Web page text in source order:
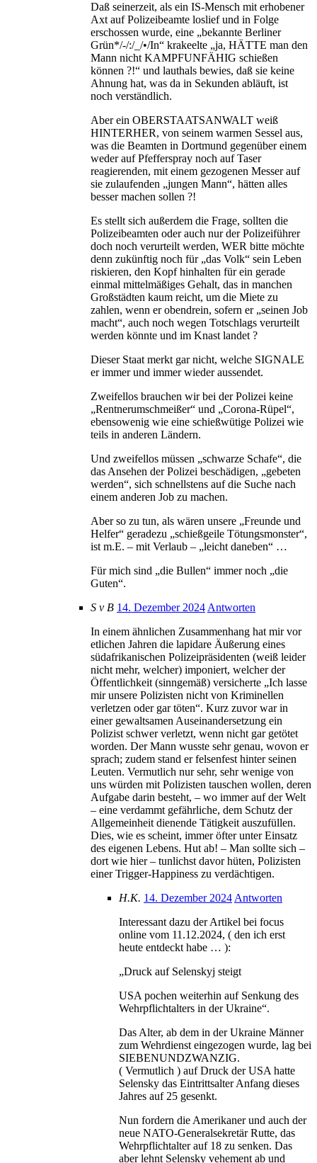
Daß seinerzeit, als ein IS-Mensch mit erhobener
Axt auf Polizeibeamte loslief und in Folge
erschossen wurde, eine „bekannte Berliner
Grün*/-/:/_/•/In“ krakeelte „ja, HÄTTE man den
Mann nicht KAMPFUNFÄHIG schießen
können ?!“ und lauthals bewies, daß sie keine
Ahnung hat, was da in Sekunden abläuft, ist
noch verständlich.
Aber ein OBERSTAATSANWALT weiß
HINTERHER, von seinem warmen Sessel aus,
was die Beamten in Dortmund gegenüber einem
weder auf Pfefferspray noch auf Taser
reagierenden, mit einem gezogenen Messer auf
sie zulaufenden „jungen Mann“, hätten alles
besser machen sollen ?!
Es stellt sich außerdem die Frage, sollten die
Polizeibeamten oder auch nur der Polizeiführer
doch noch verurteilt werden, WER bitte möchte
denn zukünftig noch für „das Volk“ sein Leben
riskieren, den Kopf hinhalten für ein gerade
einmal mittelmäßiges Gehalt, das in manchen
Großstädten kaum reicht, um die Miete zu
zahlen, wenn er obendrein, sofern er „seinen Job
macht“, auch noch wegen Totschlags verurteilt
werden könnte und im Knast landet ?
Dieser Staat merkt gar nicht, welche SIGNALE
er immer und immer wieder aussendet.
Zweifellos brauchen wir bei der Polizei keine
„Rentnerumschmeißer“ und „Corona-Rüpel“,
ebensowenig wie eine schießwütige Polizei wie
teils in anderen Ländern.
Und zweifellos müssen „schwarze Schafe“, die
das Ansehen der Polizei beschädigen, „gebeten
werden“, sich schnellstens auf die Suche nach
einem anderen Job zu machen.
Aber so zu tun, als wären unsere „Freunde und
Helfer“ geradezu „schießgeile Tötungsmonster“,
ist m.E. – mit Verlaub – „leicht daneben“ …
Für mich sind „die Bullen“ immer noch „die
Guten“.
S v B 14. Dezember 2024 Antworten
In einem ähnlichen Zusammenhang hat mir vor
etlichen Jahren die lapidare Äußerung eines
südafrikanischen Polizeipräsidenten (weiß leider
nicht mehr, welcher) imponiert, welcher der
Öffentlichkeit (sinngemäß) versicherte „Ich lasse
mir unsere Polizisten nicht von Kriminellen
verletzen oder gar töten“. Kurz zuvor war in
einer gewaltsamen Auseinandersetzung ein
Polizist schwer verletzt, wenn nicht gar getötet
worden. Der Mann wusste sehr genau, wovon er
sprach; zudem stand er felsenfest hinter seinen
Leuten. Vermutlich nur sehr, sehr wenige von
uns würden mit Polizisten tauschen wollen, deren
Aufgabe darin besteht, – wo immer auf der Welt
– eine verdammt gefährliche, dem Schutz der
Allgemeinheit dienende Tätigkeit auszufüllen.
Dies, wie es scheint, immer öfter unter Einsatz
des eigenen Lebens. Hut ab! – Man sollte sich –
dort wie hier – tunlichst davor hüten, Polizisten
einer Trigger-Happiness zu verdächtigen.
H.K. 14. Dezember 2024 Antworten
Interessant dazu der Artikel bei focus
online vom 11.12.2024, ( den ich erst
heute entdeckt habe … ):
„Druck auf Selenskyj steigt
USA pochen weiterhin auf Senkung des
Wehrpflichtalters in der Ukraine“.
Das Alter, ab dem in der Ukraine Männer
zum Wehrdienst eingezogen wurde, lag bei
SIEBENUNDZWANZIG.
( Vermutlich ) auf Druck der USA hatte
Selensky das Eintrittsalter Anfang dieses
Jahres auf 25 gesenkt.
Nun fordern die Amerikaner und auch der
neue NATO-Generalsekretär Rutte, das
Wehrpflichtalter auf 18 zu senken. Das
aber lehnt Selensky vehement ab und